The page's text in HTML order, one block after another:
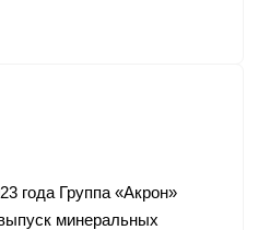
года Группа «Акрон»
минеральных